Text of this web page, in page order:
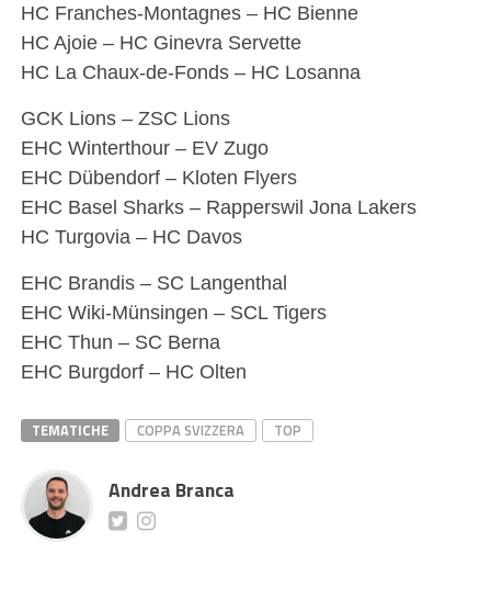
HC Franches-Montagnes – HC Bienne
HC Ajoie – HC Ginevra Servette
HC La Chaux-de-Fonds – HC Losanna
GCK Lions – ZSC Lions
EHC Winterthour – EV Zugo
EHC Dübendorf – Kloten Flyers
EHC Basel Sharks – Rapperswil Jona Lakers
HC Turgovia – HC Davos
EHC Brandis – SC Langenthal
EHC Wiki-Münsingen – SCL Tigers
EHC Thun – SC Berna
EHC Burgdorf – HC Olten
TEMATICHE COPPA SVIZZERA TOP
Andrea Branca